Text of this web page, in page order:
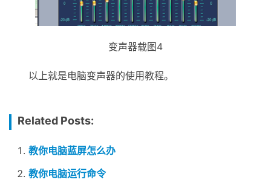
变声器载图4
以上就是电脑变声器的使用教程。
Related Posts:
教你电脑蓝屏怎么办
教你电脑运行命令